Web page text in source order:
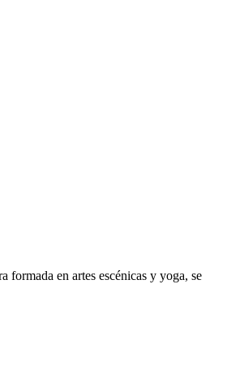
formada en artes escénicas y yoga, se